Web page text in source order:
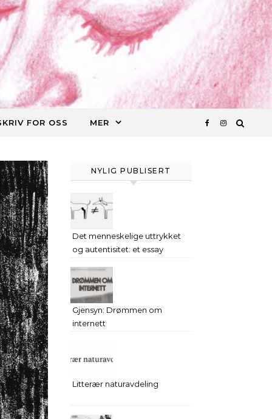
FOR OSS MER
NYLIG PUBLISERT
Det menneskelige uttrykket
og autentisitet: et essay
Gjensyn: Drømmen om
internett
Litterær naturavdeling